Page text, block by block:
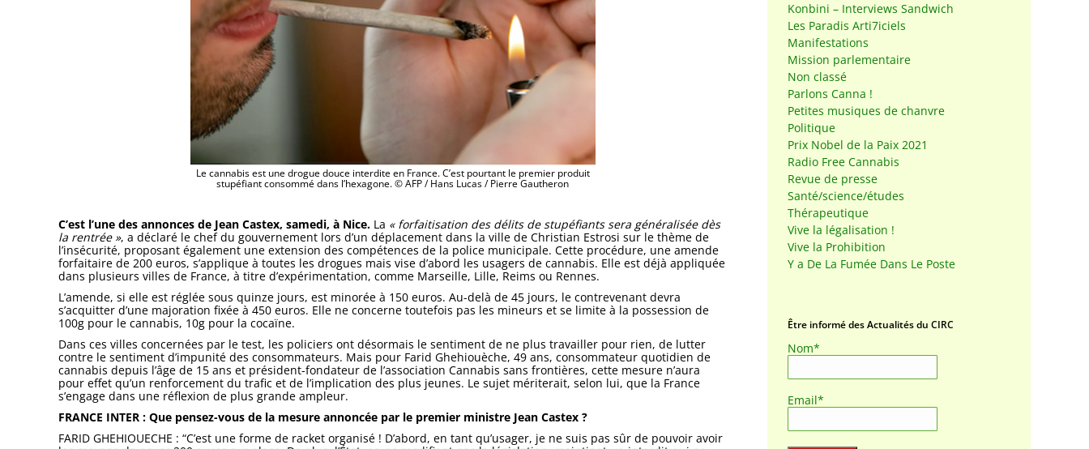
Le cannabis est une drogue douce interdite en France. C’est pourtant le premier produit
stupéfiant consommé dans l’hexagone. © AFP / Hans Lucas / Pierre Gautheron
C’est l’une des annonces de Jean Castex, samedi, à Nice. La « forfaitisation des délits de stupéfiants sera généralisée dès
la rentrée », a déclaré le chef du gouvernement lors d’un déplacement dans la ville de Christian Estrosi sur le thème de
l’insécurité, proposant également une extension des compétences de la police municipale. Cette procédure, une amende
forfaitaire de 200 euros, s’applique à toutes les drogues mais vise d’abord les usagers de cannabis. Elle est déjà appliquée
dans plusieurs villes de France, à titre d’expérimentation, comme Marseille, Lille, Reims ou Rennes.
L’amende, si elle est réglée sous quinze jours, est minorée à 150 euros. Au-delà de 45 jours, le contrevenant devra
s’acquitter d’une majoration fixée à 450 euros. Elle ne concerne toutefois pas les mineurs et se limite à la possession de
100g pour le cannabis, 10g pour la cocaïne.
Dans ces villes concernées par le test, les policiers ont désormais le sentiment de ne plus travailler pour rien, de lutter
contre le sentiment d’impunité des consommateurs. Mais pour Farid Ghehiouèche, 49 ans, consommateur quotidien de
cannabis depuis l’âge de 15 ans et président-fondateur de l’association Cannabis sans frontières, cette mesure n’aura
pour effet qu’un renforcement du trafic et de l’implication des plus jeunes. Le sujet mériterait, selon lui, que la France
s’engage dans une réflexion de plus grande ampleur.
FRANCE INTER : Que pensez-vous de la mesure annoncée par le premier ministre Jean Castex ?
FARID GHEHIOUECHE : “C’est une forme de racket organisé ! D’abord, en tant qu’usager, je ne suis pas sûr de pouvoir avoir
Konbini – Interviews Sandwich
Les Paradis Arti7iciels
Manifestations
Mission parlementaire
Non classé
Parlons Canna !
Petites musiques de chanvre
Politique
Prix Nobel de la Paix 2021
Radio Free Cannabis
Revue de presse
Santé/science/études
Thérapeutique
Vive la légalisation !
Vive la Prohibition
Y a De La Fumée Dans Le Poste
Être informé des Actualités du CIRC
Nom*
Email*